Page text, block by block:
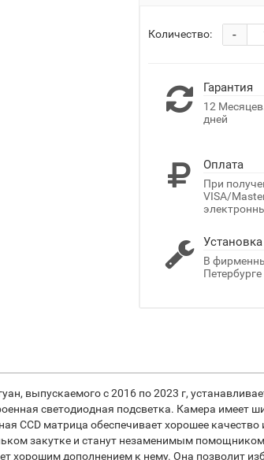
Количество: -
Гарантия
12
дней
Оплата
При
VISA/
Установка
В
Петербурге
выпускаемого с 2016 по 2023 г,
светодиодная подсветка. Камера имеет
CCD матрица обеспечивает хорошее
закутке и станут незаменимым
хорошим дополнением к нему. Она позволит